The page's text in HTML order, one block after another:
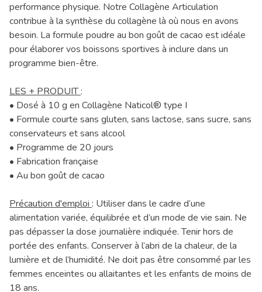
performance physique. Notre Collagène Articulation
contribue à la synthèse du collagène là où nous en avons
besoin. La formule poudre au bon goût de cacao est idéale
pour élaborer vos boissons sportives à inclure dans un
programme bien-être.
LES + PRODUIT:
• Dosé à 10 g en Collagène Naticol® type I
• Formule courte sans gluten, sans lactose, sans sucre, sans
conservateurs et sans alcool
• Programme de 20 jours
• Fabrication française
• Au bon goût de cacao
Précaution d'emploi : Utiliser dans le cadre d’une
alimentation variée, équilibrée et d’un mode de vie sain. Ne
pas dépasser la dose journalière indiquée. Tenir hors de
portée des enfants. Conserver à l’abri de la chaleur, de la
lumière et de l’humidité. Ne doit pas être consommé par les
femmes enceintes ou allaitantes et les enfants de moins de
18 ans.